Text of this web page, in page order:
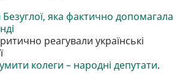
Безуглої, яка фактично допомагала
реагували українські
колеги – народні депутати.